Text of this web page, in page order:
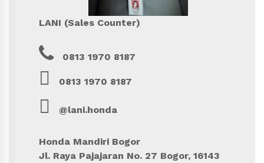
LANI (Sales Counter)
0813 1970 8187
0813 1970 8187
@lani.honda
Honda Mandiri Bogor
Jl. Raya Pajajaran No. 27 Bogor, 16143